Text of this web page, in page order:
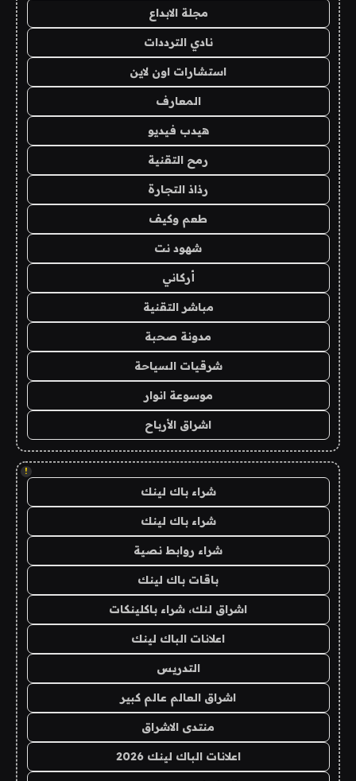
مجلة الابداع
نادي الترددات
استشارات اون لاين
المعارف
هيدب فيديو
رمح التقنية
رذاذ التجارة
طعم وكيف
شهود نت
أركاني
مباشر التقنية
مدونة صحبة
شرقيات السياحة
موسوعة انوار
اشراق الأرباح
!
شراء باك لينك
شراء باك لينك
شراء روابط نصية
باقات باك لينك
اشراق لنك، شراء باكلينكات
اعلانات الباك لينك
التدريس
اشراق العالم عالم كبير
منتدى الاشراق
اعلانات الباك لينك 2026